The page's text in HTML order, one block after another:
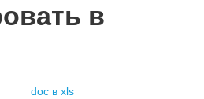
в
doc в xls